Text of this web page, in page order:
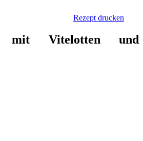
Rezept drucken
mit Vitelotten und